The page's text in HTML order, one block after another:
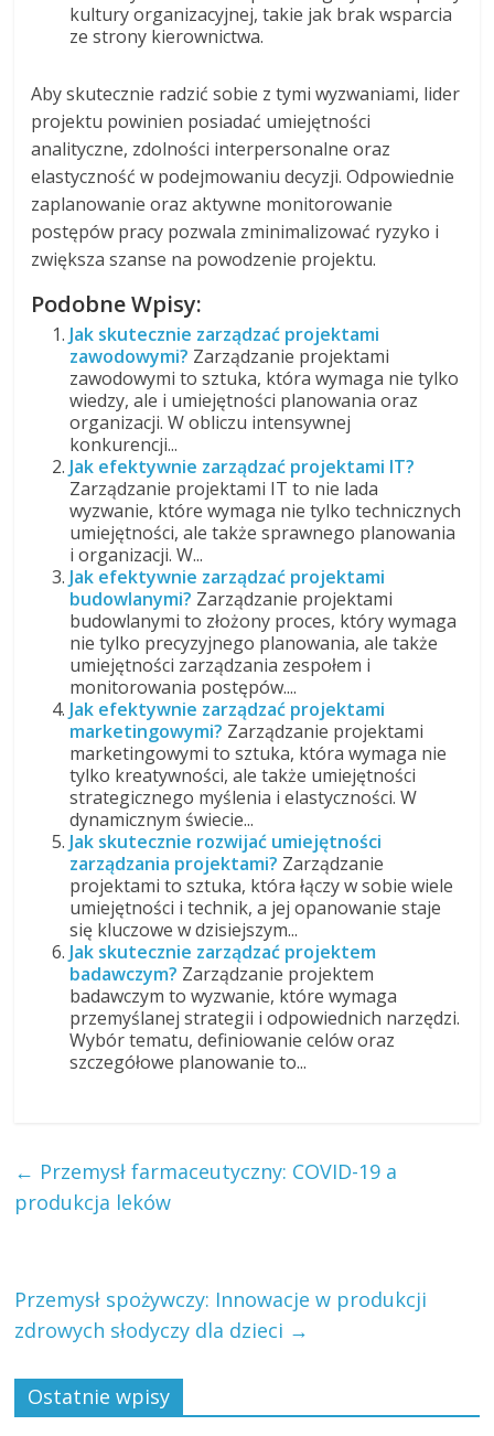
kultury organizacyjnej, takie jak brak wsparcia
ze strony kierownictwa.
Aby skutecznie radzić sobie z tymi wyzwaniami, lider
projektu powinien posiadać umiejętności
analityczne, zdolności interpersonalne oraz
elastyczność w podejmowaniu decyzji. Odpowiednie
zaplanowanie oraz aktywne monitorowanie
postępów pracy pozwala zminimalizować ryzyko i
zwiększa szanse na powodzenie projektu.
Podobne Wpisy:
Jak skutecznie zarządzać projektami
zawodowymi? Zarządzanie projektami
zawodowymi to sztuka, która wymaga nie tylko
wiedzy, ale i umiejętności planowania oraz
organizacji. W obliczu intensywnej
konkurencji...
Jak efektywnie zarządzać projektami IT?
Zarządzanie projektami IT to nie lada
wyzwanie, które wymaga nie tylko technicznych
umiejętności, ale także sprawnego planowania
i organizacji. W...
Jak efektywnie zarządzać projektami
budowlanymi? Zarządzanie projektami
budowlanymi to złożony proces, który wymaga
nie tylko precyzyjnego planowania, ale także
umiejętności zarządzania zespołem i
monitorowania postępów....
Jak efektywnie zarządzać projektami
marketingowymi? Zarządzanie projektami
marketingowymi to sztuka, która wymaga nie
tylko kreatywności, ale także umiejętności
strategicznego myślenia i elastyczności. W
dynamicznym świecie...
Jak skutecznie rozwijać umiejętności
zarządzania projektami? Zarządzanie
projektami to sztuka, która łączy w sobie wiele
umiejętności i technik, a jej opanowanie staje
się kluczowe w dzisiejszym...
Jak skutecznie zarządzać projektem
badawczym? Zarządzanie projektem
badawczym to wyzwanie, które wymaga
przemyślanej strategii i odpowiednich narzędzi.
Wybór tematu, definiowanie celów oraz
szczegółowe planowanie to...
← Przemysł farmaceutyczny: COVID-19 a
produkcja leków
Przemysł spożywczy: Innowacje w produkcji
zdrowych słodyczy dla dzieci →
Ostatnie wpisy